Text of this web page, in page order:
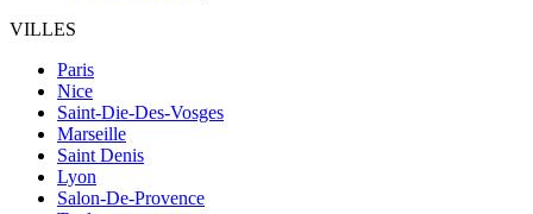
VILLES
Paris
Nice
Saint-Die-Des-Vosges
Marseille
Saint Denis
Lyon
Salon-De-Provence